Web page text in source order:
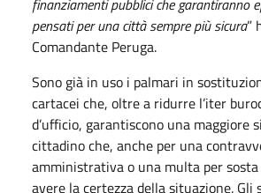
pensati per una città sempre più sicura”
Comandante Peruga.
Sono già in uso i palmari in
cartacei che, oltre a ridurre l’iter
d’ufficio, garantiscono una maggiore
cittadino che, anche per una
amministrativa o una multa per
avere la certezza della situazione.